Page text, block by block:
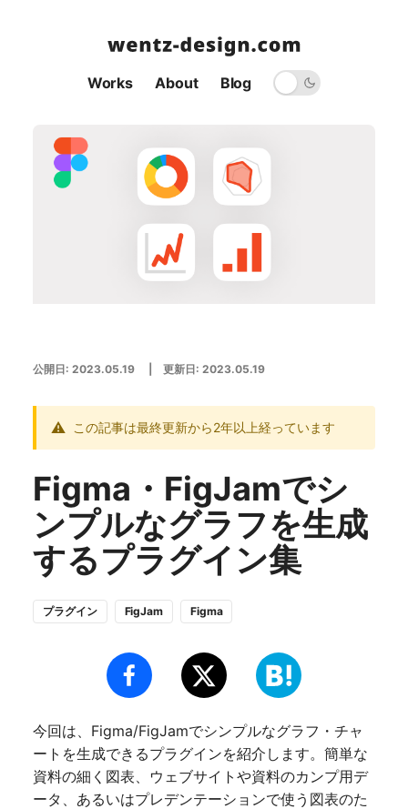
Works About Blog
公開日: 2023.05.19 | 更新日: 2023.05.19
この記事は最終更新から2年以上経っています
Figma・FigJamでシ
ンプルなグラフを生成
するプラグイン集
プラグイン FigJam Figma
今回は、Figma/FigJamでシンプルなグラフ ・チャ
ートを生成できるプラグインを紹介します。簡単な
資料の細く図表、ウェブサイトや資料のカンプ用デ
ータ、あるいはプレデンテーションで使う図表のた